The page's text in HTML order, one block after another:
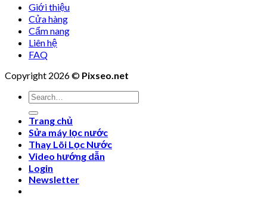
Giới thiệu
Cửa hàng
Cẩm nang
Liên hệ
FAQ
Copyright 2026 © Pixseo.net
Search
for:
Trang chủ
Sửa máy lọc nước
Thay Lõi Lọc Nước
Video hướng dẫn
Login
Newsletter